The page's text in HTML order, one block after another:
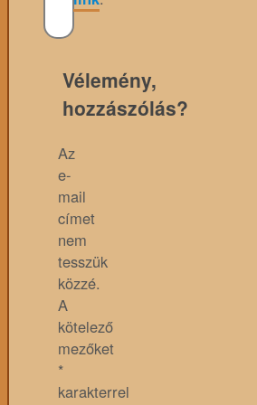
Vélemény,
hozzászólás?
Az
e-
mail
címet
nem
tesszük
közzé.
A
kötelező
mezőket
*
karakterrel